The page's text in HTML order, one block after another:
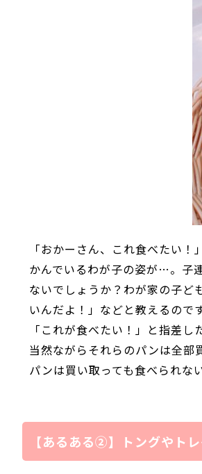
「おかーさん、これ食べたい
かんでいるわが子の姿が…。子
ないでしょうか？わが家の子ど
いんだよ！」などと教えるので
「これが食べたい！」と指差し
当然ながらそれらのパンは全部
パンは買い取っても食べられな
【あるある②】トングやト